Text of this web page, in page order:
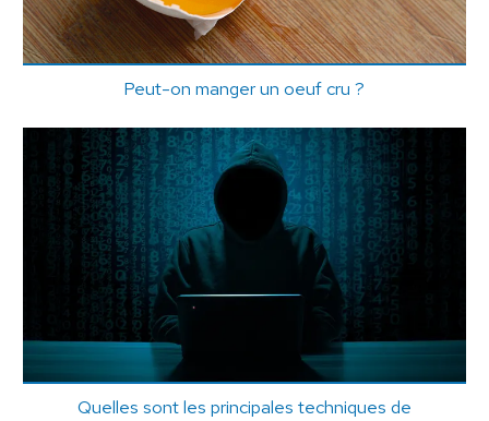
Peut-on manger un oeuf cru ?
Quelles sont les principales techniques de